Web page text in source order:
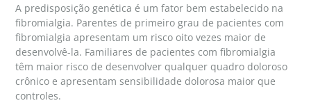
A predisposição genética é um fator bem estabelecido na
fibromialgia. Parentes de primeiro grau de pacientes com
fibromialgia apresentam um risco oito vezes maior de
desenvolvê-la. Familiares de pacientes com fibromialgia
têm maior risco de desenvolver qualquer quadro doloroso
crônico e apresentam sensibilidade dolorosa maior que
controles.